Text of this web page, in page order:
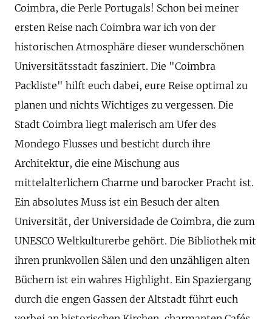
Coimbra, die Perle Portugals! Schon bei meiner
ersten Reise nach Coimbra war ich von der
historischen Atmosphäre dieser wunderschönen
Universitätsstadt fasziniert. Die "Coimbra
Packliste" hilft euch dabei, eure Reise optimal zu
planen und nichts Wichtiges zu vergessen. Die
Stadt Coimbra liegt malerisch am Ufer des
Mondego Flusses und besticht durch ihre
Architektur, die eine Mischung aus
mittelalterlichem Charme und barocker Pracht ist.
Ein absolutes Muss ist ein Besuch der alten
Universität, der Universidade de Coimbra, die zum
UNESCO Weltkulturerbe gehört. Die Bibliothek mit
ihren prunkvollen Sälen und den unzähligen alten
Büchern ist ein wahres Highlight. Ein Spaziergang
durch die engen Gassen der Altstadt führt euch